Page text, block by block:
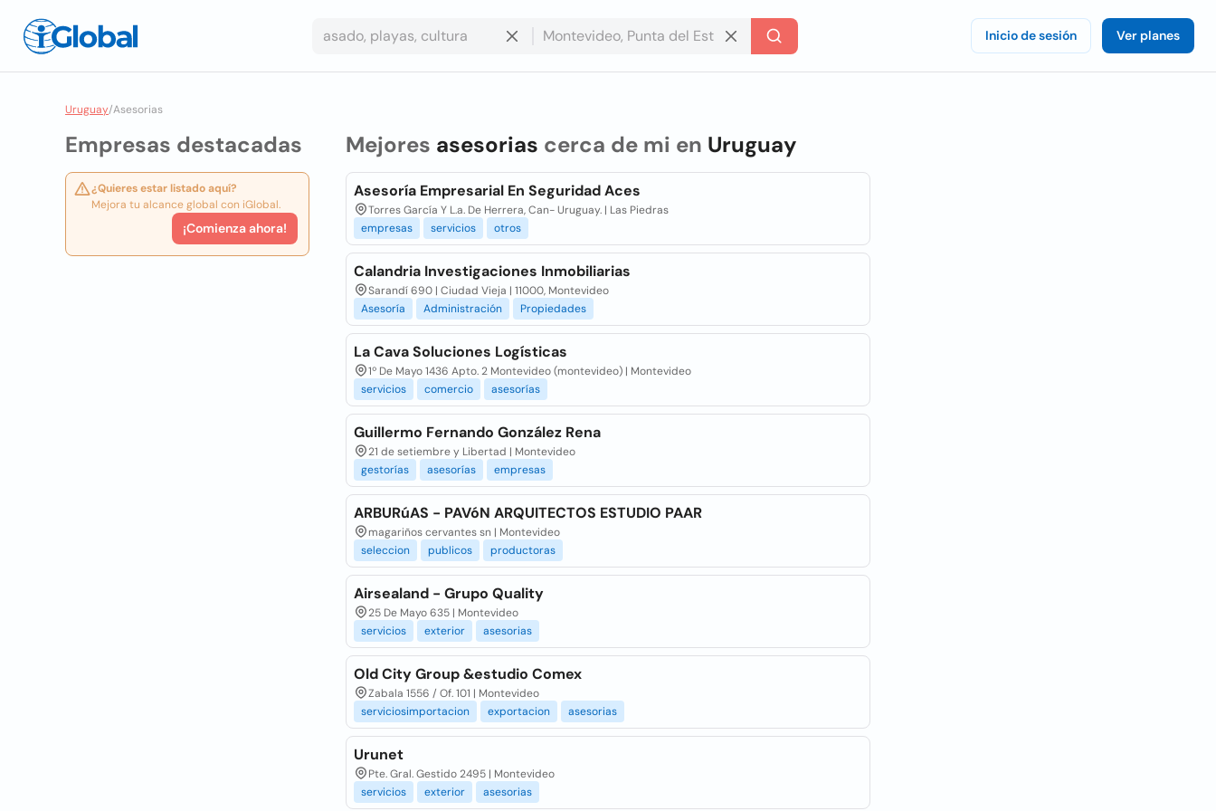
Inicio de sesión Ver planes
Uruguay/Asesorias
Empresas destacadas
¿Quieres estar listado aquí?
Mejora tu alcance global con iGlobal.
¡Comienza ahora!
Mejores asesorias cerca de mi en Uruguay
Asesoría Empresarial En Seguridad Aces
Torres García Y L.a. De Herrera, Can- Uruguay. | Las Piedras
empresas
servicios otros
Calandria Investigaciones Inmobiliarias
Sarandí 690 | Ciudad Vieja | 11000, Montevideo
Asesoría
Administración Propiedades
La Cava Soluciones Logísticas
1º De Mayo 1436 Apto. 2 Montevideo (montevideo) | Montevideo
servicios
comercio asesorías
Guillermo Fernando González Rena
21 de setiembre y Libertad | Montevideo
gestorías
asesorías empresas
ARBURúAS - PAVóN ARQUITECTOS ESTUDIO PAAR
magariños cervantes sn | Montevideo
seleccion
publicos productoras
Airsealand - Grupo Quality
25 De Mayo 635 | Montevideo
servicios
exterior asesorias
Old City Group &estudio Comex
Zabala 1556 / Of. 101 | Montevideo
serviciosimportacion
exportacion asesorias
Urunet
Pte. Gral. Gestido 2495 | Montevideo
servicios
exterior asesorias